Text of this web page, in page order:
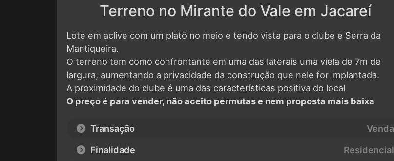
Terreno no Mirante do Vale em Jacareí
Lote em aclive com um platô no meio e tendo vista para o clube e Serra da
Mantiqueira.
O terreno tem como confrontante em uma das laterais uma viela de 7m de
largura, aumentando a privacidade da construção que nele for implantada.
A proximidade do clube é uma das características positiva do local
O preço é para vender, não aceito permutas e nem proposta mais baixa
Transação
Venda
Finalidade
Residencial